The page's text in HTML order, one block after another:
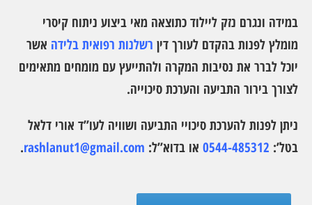
במידה ונגרם נזק ליילוד כתוצאה מאי ביצוע ניתוח קיסרי
מומלץ לפנות בהקדם לעורך דין רשלנות רפואית בלידה אשר
יוכל לברר את נסיבות המקרה ולהתייעץ עם מומחים מתאימים
לצורך בירור התביעה והערכת סיכוייה.
ניתן לפנות להערכת סיכויי התביעה ושוויה לעו”ד אורי דלאל
בטל’: 0544-485312 או בדוא”ל: rashlanut1@gmail.com
.